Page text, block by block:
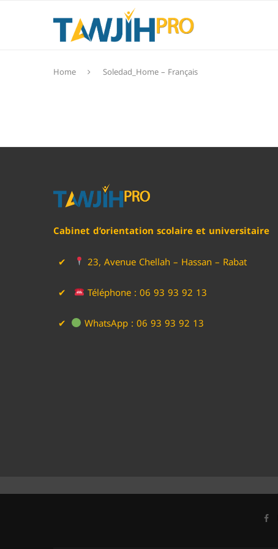
Home Soledad_Home – Français
Cabinet d’orientation scolaire et universitaire
23, Avenue Chellah – Hassan – Rabat
Téléphone : 06 93 93 92 13
WhatsApp : 06 93 93 92 13